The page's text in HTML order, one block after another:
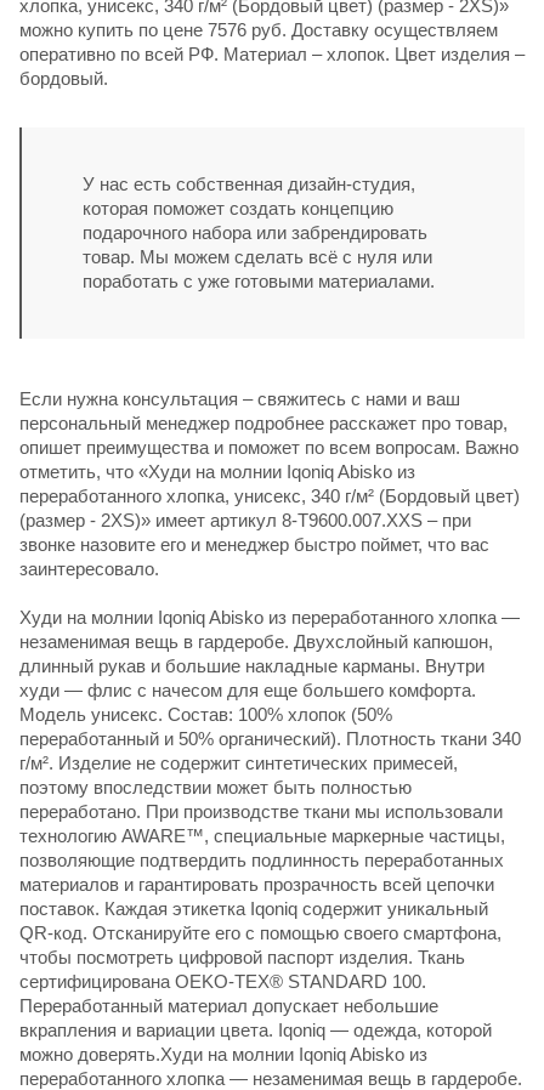
хлопка, унисекс, 340 г/м² (Бордовый цвет) (размер - 2XS)»
можно купить по цене 7576 руб. Доставку осуществляем
оперативно по всей РФ. Материал – хлопок. Цвет изделия –
бордовый.
У нас есть собственная дизайн-студия,
которая поможет создать концепцию
подарочного набора или забрендировать
товар. Мы можем сделать всё с нуля или
поработать с уже готовыми материалами.
Если нужна консультация – свяжитесь с нами и ваш
персональный менеджер подробнее расскажет про товар,
опишет преимущества и поможет по всем вопросам. Важно
отметить, что «Худи на молнии Iqoniq Abisko из
переработанного хлопка, унисекс, 340 г/м² (Бордовый цвет)
(размер - 2XS)» имеет артикул 8-T9600.007.XXS – при
звонке назовите его и менеджер быстро поймет, что вас
заинтересовало.
Худи на молнии Iqoniq Abisko из переработанного хлопка —
незаменимая вещь в гардеробе. Двухслойный капюшон,
длинный рукав и большие накладные карманы. Внутри
худи — флис с начесом для еще большего комфорта.
Модель унисекс. Состав: 100% хлопок (50%
переработанный и 50% органический). Плотность ткани 340
г/м². Изделие не содержит синтетических примесей,
поэтому впоследствии может быть полностью
переработано. При производстве ткани мы использовали
технологию AWARE™, специальные маркерные частицы,
позволяющие подтвердить подлинность переработанных
материалов и гарантировать прозрачность всей цепочки
поставок. Каждая этикетка Iqoniq содержит уникальный
QR-код. Отсканируйте его с помощью своего смартфона,
чтобы посмотреть цифровой паспорт изделия. Ткань
сертифицирована OEKO-TEX® STANDARD 100.
Переработанный материал допускает небольшие
вкрапления и вариации цвета. Iqoniq — одежда, которой
можно доверять.Худи на молнии Iqoniq Abisko из
переработанного хлопка — незаменимая вещь в гардеробе.